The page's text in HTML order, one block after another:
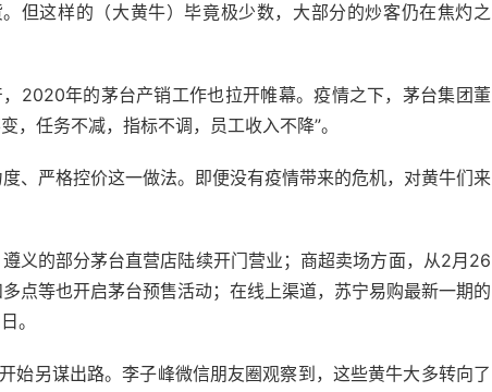
但这样的（大黄牛）毕竟极少数，大部分的炒客仍在焦灼之
2020年的茅台产销工作也拉开帷幕。疫情之下，茅台集团董
任务不减，指标不调，员工收入不降”。
、严格控价这一做法。即便没有疫情带来的危机，对黄牛们来
义的部分茅台直营店陆续开门营业；商超卖场方面，从2月26
点等也开启茅台预售活动；在线上渠道，苏宁易购最新一期的
。
始另谋出路。李子峰微信朋友圈观察到，这些黄牛大多转向了